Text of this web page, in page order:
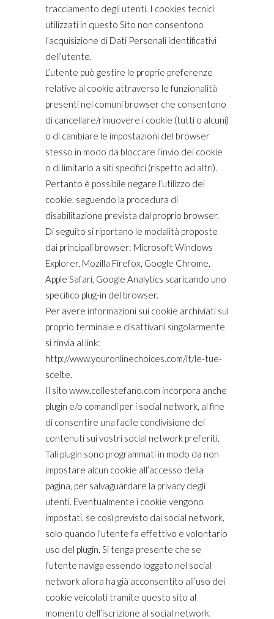
tracciamento degli utenti. I cookies tecnici
utilizzati in questo Sito non consentono
l’acquisizione di Dati Personali identificativi
dell’utente.
L’utente può gestire le proprie preferenze
relative ai cookie attraverso le funzionalità
presenti nei comuni browser che consentono
di cancellare/rimuovere i cookie (tutti o alcuni)
o di cambiare le impostazioni del browser
stesso in modo da bloccare l’invio dei cookie
o di limitarlo a siti specifici (rispetto ad altri).
Pertanto è possibile negare l’utilizzo dei
cookie, seguendo la procedura di
disabilitazione prevista dal proprio browser.
Di seguito si riportano le modalità proposte
dai principali browser: Microsoft Windows
Explorer, Mozilla Firefox, Google Chrome,
Apple Safari, Google Analytics scaricando uno
specifico plug-in del browser.
Per avere informazioni sui cookie archiviati sul
proprio terminale e disattivarli singolarmente
si rinvia al link:
http://www.youronlinechoices.com/it/le-tue-
scelte.
Il sito www.collestefano.com incorpora anche
plugin e/o comandi per i social network, al fine
di consentire una facile condivisione dei
contenuti sui vostri social network preferiti.
Tali plugin sono programmati in modo da non
impostare alcun cookie all’accesso della
pagina, per salvaguardare la privacy degli
utenti. Eventualmente i cookie vengono
impostati, se così previsto dai social network,
solo quando l’utente fa effettivo e volontario
uso del plugin. Si tenga presente che se
l’utente naviga essendo loggato nel social
network allora ha già acconsentito all’uso dei
cookie veicolati tramite questo sito al
momento dell’iscrizione al social network.